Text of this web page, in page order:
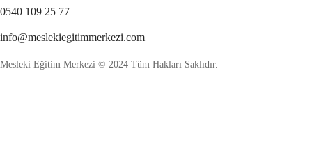
0540 109 25 77
info@meslekiegitimmerkezi.com
Mesleki Eğitim Merkezi © 2024 Tüm Hakları Saklıdır.